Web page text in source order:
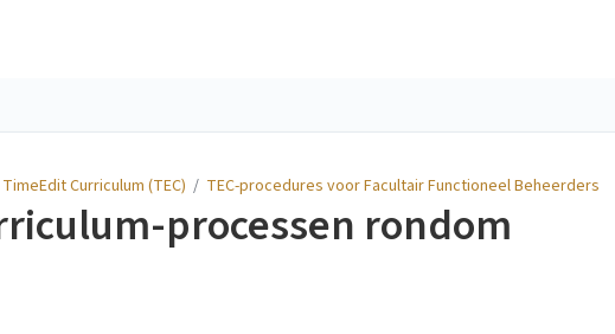
TimeEdit Curriculum (TEC) / TEC-procedures voor Facultair Functioneel Beheerders
processen rondom